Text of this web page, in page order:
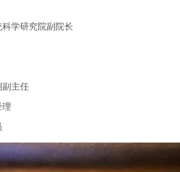
科学研究院副院长
副主任
理